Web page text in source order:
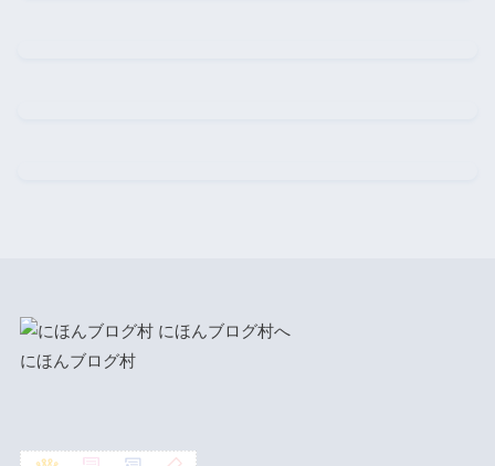
にほんブログ村